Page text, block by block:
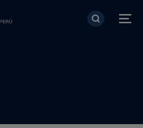
Pasar al contenido
PERÚ